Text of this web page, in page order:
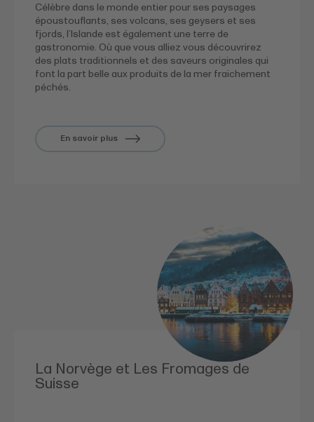
Célèbre dans le monde entier pour ses paysages
époustouflants, ses volcans, ses geysers et ses
fjords, l’Islande est également une terre de
gastronomie. Où que vous alliez vous découvrirez
des plats traditionnels et des saveurs originales qui
font la part belle aux produits de la mer fraichement
péchés.
En savoir plus
La Norvège et Les Fromages de
Suisse